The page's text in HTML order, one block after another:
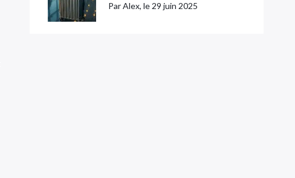
Par Alex, le 29 juin 2025